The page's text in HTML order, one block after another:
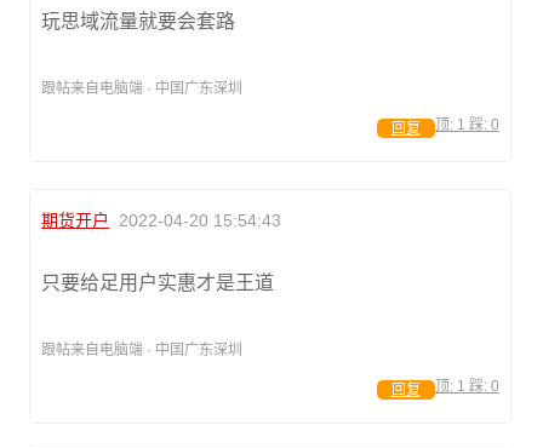
玩思域流量就要会套路
跟帖来自电脑端 · 中国广东深圳
顶: 1 踩: 0
回复
期货开户 2022-04-20 15:54:43
只要给足用户实惠才是王道
跟帖来自电脑端 · 中国广东深圳
顶: 1 踩: 0
回复